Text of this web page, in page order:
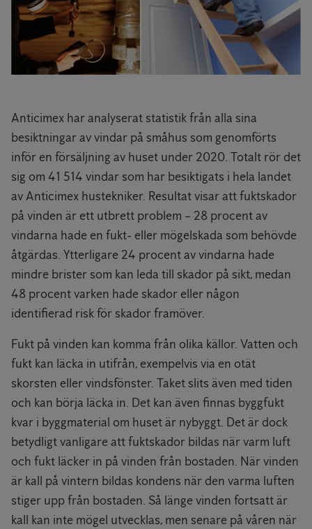
Anticimex har analyserat statistik från alla sina
besiktningar av vindar på småhus som genomförts
inför en försäljning av huset under 2020. Totalt rör det
sig om 41 514 vindar som har besiktigats i hela landet
av Anticimex hustekniker. Resultat visar att fuktskador
på vinden är ett utbrett problem – 28 procent av
vindarna hade en fukt- eller mögelskada som behövde
åtgärdas. Ytterligare 24 procent av vindarna hade
mindre brister som kan leda till skador på sikt, medan
48 procent varken hade skador eller någon
identifierad risk för skador framöver.
Fukt på vinden kan komma från olika källor. Vatten och
fukt kan läcka in utifrån, exempelvis via en otät
skorsten eller vindsfönster. Taket slits även med tiden
och kan börja läcka in. Det kan även finnas byggfukt
kvar i byggmaterial om huset är nybyggt. Det är dock
betydligt vanligare att fuktskador bildas när varm luft
och fukt läcker in på vinden från bostaden. När vinden
är kall på vintern bildas kondens när den varma luften
stiger upp från bostaden. Så länge vinden fortsatt är
kall kan inte mögel utvecklas, men senare på våren när